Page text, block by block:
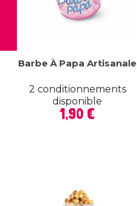
Barbe À Papa Artisanale
2 conditionnements
disponible
Prix
1,90 €